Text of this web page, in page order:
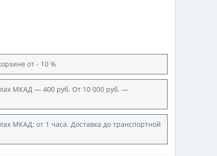
от - 10 %
МКАД — 400 руб. От 10 000 руб. —
МКАД: от 1 часа. Доставка до транспортной